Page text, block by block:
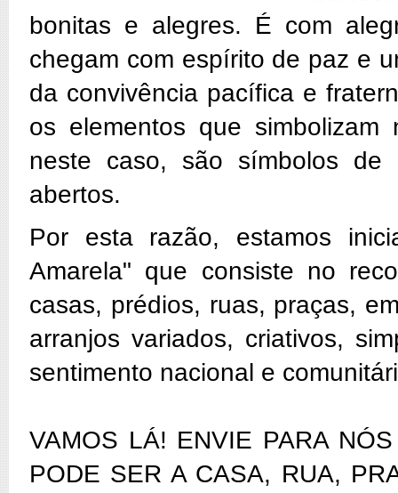
bonitas e alegres. É com
chegam com espírito de paz e
da convivência pacífica e
os elementos que
neste caso, são símbolos
abertos.
Por esta razão, estamos
Amarela" que consiste no
casas, prédios, ruas, praças,
arranjos variados, criativos,
sentimento nacional e
VAMOS LÁ! ENVIE PARA
PODE SER A CASA, RUA,